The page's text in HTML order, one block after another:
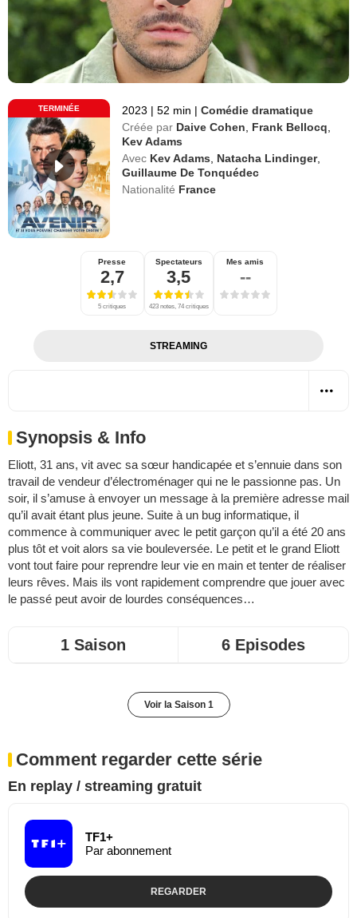
TERMINÉE 2023 | 52 min | Comédie dramatique
Créée par Daive Cohen Frank Bellocq
Kev Adams
Avec Kev Adams Natacha Lindinger,
Guillaume De Tonquédec
Nationalité France
Presse
2,7
5 critiques
Spectateurs
3,5
423 notes, 74 critiques
Mes amis
--
STREAMING
Synopsis & Info
Eliott, 31 ans, vit avec sa sœur handicapée et s’ennuie dans son
travail de vendeur d’électroménager qui ne le passionne pas. Un
soir, il s’amuse à envoyer un message à la première adresse mail
qu’il avait étant plus jeune. Suite à un bug informatique, il
commence à communiquer avec le petit garçon qu’il a été 20 ans
plus tôt et voit alors sa vie bouleversée. Le petit et le grand Eliott
vont tout faire pour reprendre leur vie en main et tenter de réaliser
leurs rêves. Mais ils vont rapidement comprendre que jouer avec
le passé peut avoir de lourdes conséquences…
1 Saison 6 Episodes
Voir la Saison 1
Comment regarder cette série
En replay / streaming gratuit
TF1+
Par abonnement
REGARDER